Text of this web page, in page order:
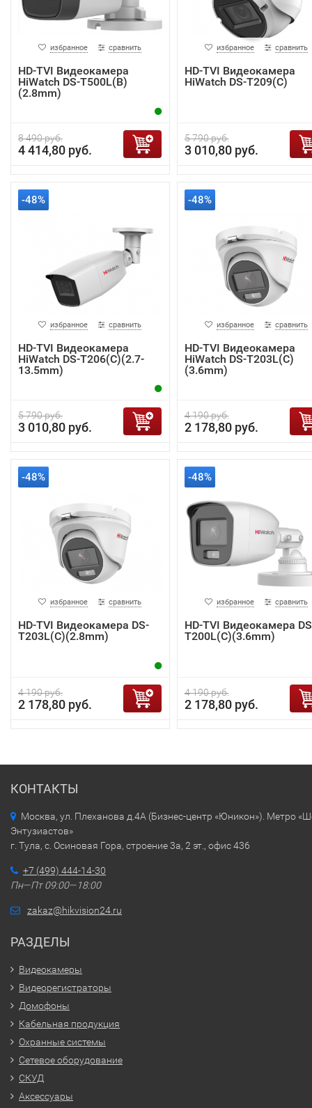
избранное сравнить
HD-TVI Видеокамера
HiWatch DS-T500L(B)
(2.8mm)
8 490 руб.
4 414,80 руб.
избранное сравнить
HD-TVI Видеокамера
HiWatch DS-T209(С)
5 790 руб.
3 010,80 руб.
-48%
избранное сравнить
HD-TVI Видеокамера
HiWatch DS-T206(C)(2.7-
13.5mm)
5 790 руб.
3 010,80 руб.
-48%
избранное сравнить
HD-TVI Видеокамера
HiWatch DS-T203L(C)
(3.6mm)
4 190 руб.
2 178,80 руб.
-48%
избранное сравнить
HD-TVI Видеокамера DS-
T203L(C)(2.8mm)
4 190 руб.
2 178,80 руб.
-48%
избранное сравнить
HD-TVI Видеокамера
T200L(C)(3.6mm)
4 190 руб.
2 178,80 руб.
КОНТАКТЫ
Москва, ул. Плеханова д.4А (Бизнес-центр «Юникон»). Метро
Энтузиастов»
г. Тула, с. Осиновая Гора, строение 3а, 2 эт., офис 436
+7 (499) 444-14-30
Пн—Пт 09:00—18:00
zakaz@hikvision24.ru
РАЗДЕЛЫ
Видеокамеры
Видеорегистраторы
Домофоны
Кабельная продукция
Охранные системы
Сетевое оборудование
СКУД
Аксессуары